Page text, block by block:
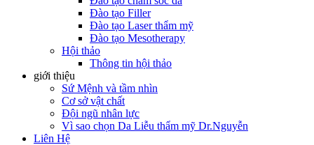
Đào tạo Filler
Đào tạo Laser thẩm mỹ
Đào tạo Mesotherapy
Hội thảo
Thông tin hội thảo
giới thiệu
Sứ Mệnh và tầm nhìn
Cơ sở vật chất
Đội ngũ nhân lực
Vì sao chọn Da Liễu thẩm mỹ Dr.Nguyễn
Liên Hệ